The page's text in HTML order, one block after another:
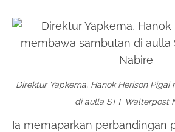
Direktur Yapkema, Hanok Herison
di aulla STT Walterpost
Ia memaparkan perbandingan